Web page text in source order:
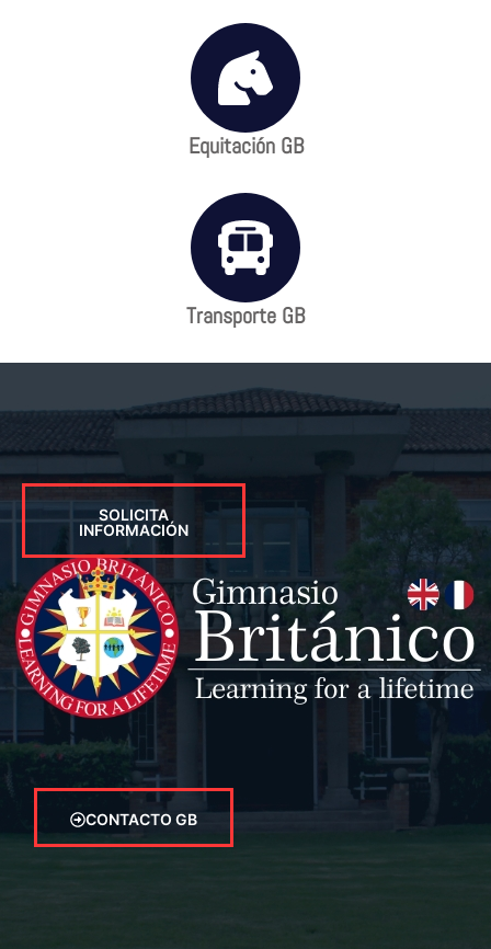
Equitación GB
Transporte GB
SOLICITA
INFORMACIÓN
CONTACTO GB